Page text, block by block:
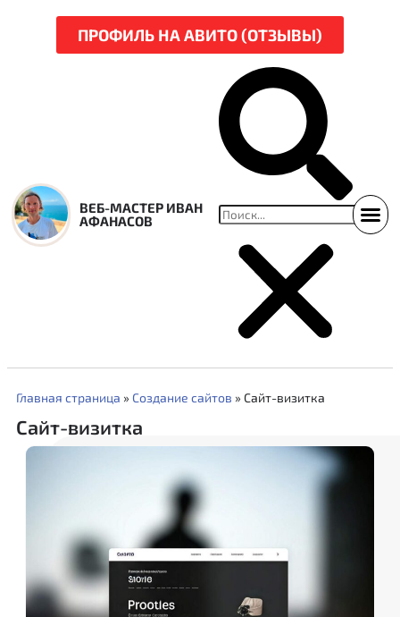
ПРОФИЛЬ НА АВИТО (ОТЗЫВЫ)
ВЕБ-МАСТЕР ИВАН
АФАНАСОВ
Главная страница » Создание сайтов » Сайт-визитка
Сайт-визитка